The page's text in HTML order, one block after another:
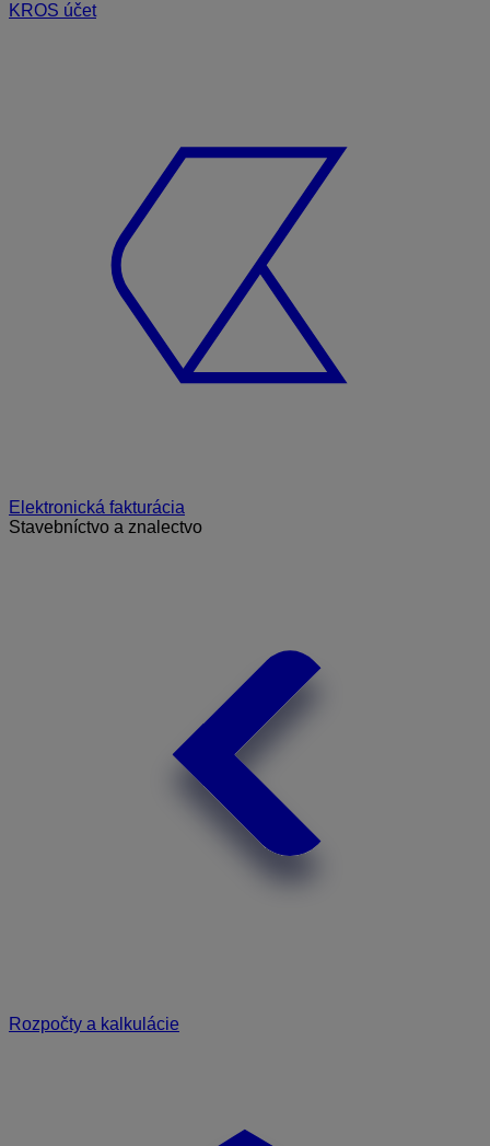
KROS účet
Elektronická fakturácia
Stavebníctvo a znalectvo
Rozpočty a kalkulácie